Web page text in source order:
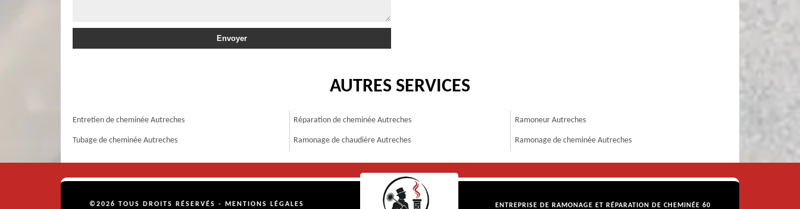
AUTRES SERVICES
Entretien de cheminée Autreches
Tubage de cheminée Autreches
Réparation de cheminée Autreches
Ramonage de chaudière Autreches
Ramoneur Autreches
Ramonage de cheminée Autreches
©2026 TOUS DROITS RÉSERVÉS - MENTIONS LÉGALES ENTREPRISE DE RAMONAGE ET RÉPARATION DE CHEMINÉE 60